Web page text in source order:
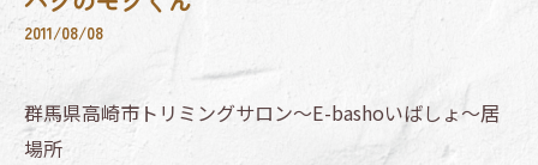
2011/08/08
群馬県高崎市トリミングサロン～E-bashoいばしょ～居
場所